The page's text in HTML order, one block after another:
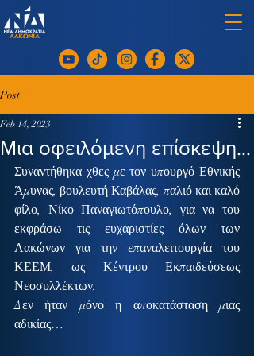
Post
Μια οφειλόμενη επίσκεψη…
Feb 14, 2023
Συναντήθηκα χθες με τον υπουργό Εθνικής
Άμυνας, βουλευτή Καβάλας, παλιό και καλό
φίλο, Νίκο Παναγιωτόπουλο, για να του
εκφράσω τις ευχαριστίες όλων των
Λακώνων για την επαναλειτουργία του
ΚΕΕΜ, ως Κέντρου Εκπαιδεύσεως
Νεοσυλλέκτων.
Δεν ήταν μόνο η αποκατάσταση μιας
αδικίας…